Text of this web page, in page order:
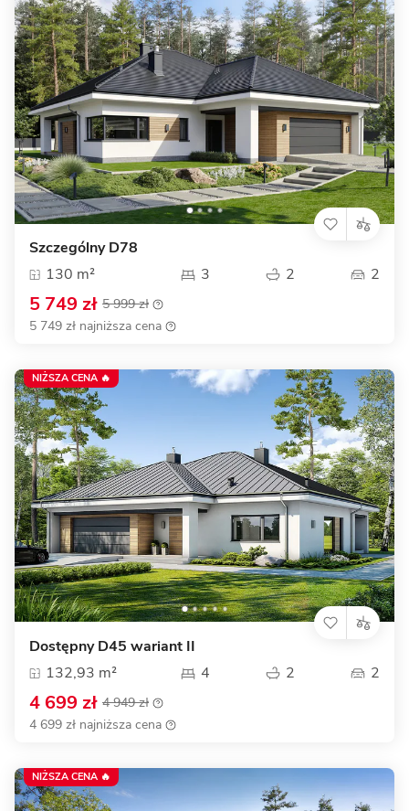
Szczególny D78
130 m²
3 2 2
5 749 zł 5 999 zł
5 749 zł najniższa cena
Dostępny D45 wariant II
132,93 m²
4 2 2
4 699 zł 4 949 zł
4 699 zł najniższa cena
NIŻSZA CENA 🔥
NIŻSZA CENA 🔥